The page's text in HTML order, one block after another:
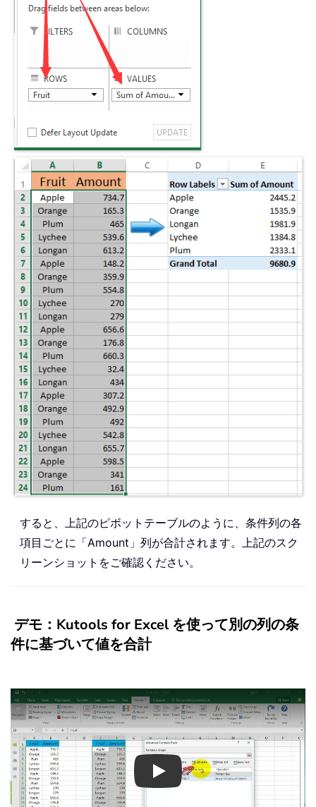
すると、上記のピボットテーブルのように、条件列の各
項目ごとに「Amount」列が合計されます。上記のスク
リーンショットをご確認ください。
デモ：Kutools for Excel を使って別の列の条
件に基づいて値を合計
Play